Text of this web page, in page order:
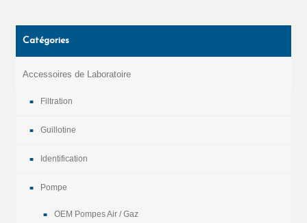
Catégories
Accessoires de Laboratoire
Filtration
Guillotine
Identification
Pompe
OEM Pompes Air / Gaz